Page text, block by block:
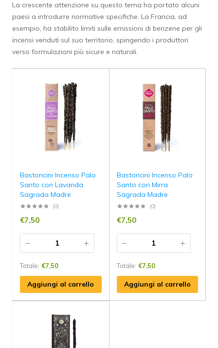
La crescente attenzione su questo tema ha portato alcuni
paesi a introdurre normative specifiche. La Francia, ad
esempio, ha stabilito limiti sulle emissioni di benzene per gli
incensi venduti sul suo territorio, spingendo i produttori
verso formulazioni più sicure e naturali.
Bastoncini Incenso Palo
Santo con Lavanda
Sagrada Madre
(0)
€7,50
Totale: €7,50
Aggiungi al carrello
Bastoncini Incenso Palo
Santo con Mirra
Sagrada Madre
(0)
€7,50
Totale: €7,50
Aggiungi al carrello